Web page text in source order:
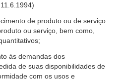
de produto ou de serviço
ou serviço, bem como,
às demandas dos
de suas disponibilidades de
com os usos e